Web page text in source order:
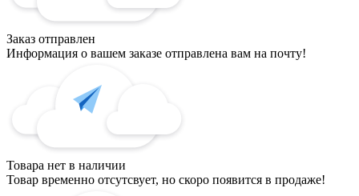
Заказ отправлен
Информация о вашем заказе отправлена вам на почту!
Товара нет в наличии
Товар временно отсутсвует, но скоро появится в продаже!